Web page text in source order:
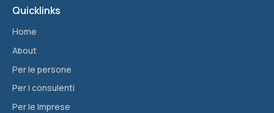
Quicklinks
Home
About
Per le persone
Per i consulenti
Per le Imprese